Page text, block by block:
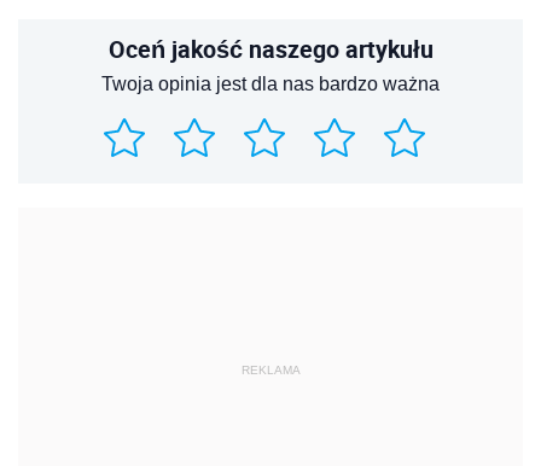
Oceń jakość naszego artykułu
Twoja opinia jest dla nas bardzo ważna
REKLAMA